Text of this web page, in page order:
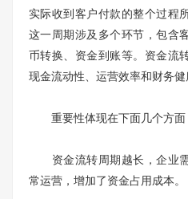
实际收到客户付款的整个过程
这一周期涉及多个环节，包含
币转换、资金到账等。资金流
现金流动性、运营效率和财务健
重要性体现在下面几个方面
资金流转周期越长，企业需
常运营，增加了资金占用成本。